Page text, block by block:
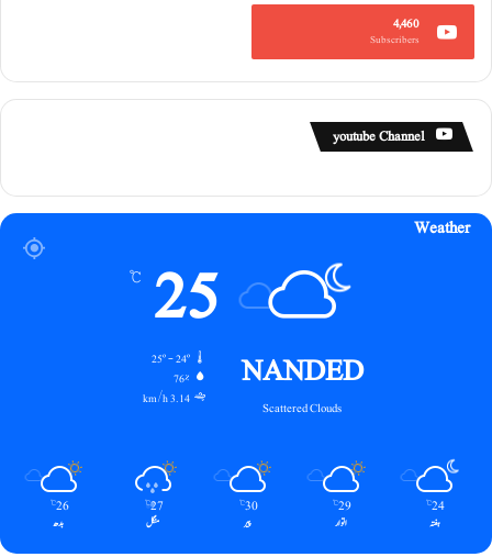
4,460
Subscribers
youtube Channel
Weather
NANDED
Scattered Clouds
25
℃
25º - 24º
76%
3.14 km/h
24
℃
ہفتہ
29
℃
اتوار
30
℃
پیر
27
℃
منگل
26
℃
بدھ